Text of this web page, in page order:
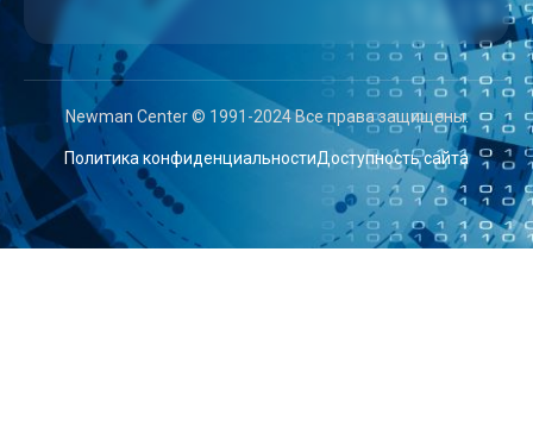
Newman Center © 1991-2024 Все права защищены.
Политика конфиденциальностиДоступность сайта